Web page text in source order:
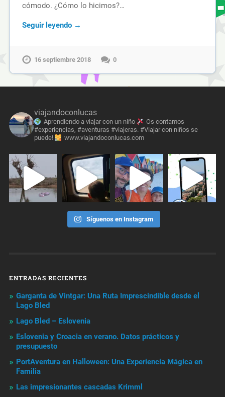
cómodo. ¿Cómo lo hicimos?…
Seguir leyendo →
16 septiembre 2018 0
viajandoconlucas
Aprendiendo a viajar con un niño
Os contamos
#experiencias, #aventuras #viajeras. #Viajar con niños se
puede!
www.viajandoconlucas.com
Síguenos en Instagram
ENTRADAS RECIENTES
Garganta de Vintgar: Una Ruta Imprescindible desde el
Lago Bled
Lago Bled – Eslovenia
Eslovenia y Croacia en verano. Datos prácticos y
presupuesto
PortAventura en Halloween: Una Experiencia Mágica en
Familia
Las impresionantes cascadas Krimml